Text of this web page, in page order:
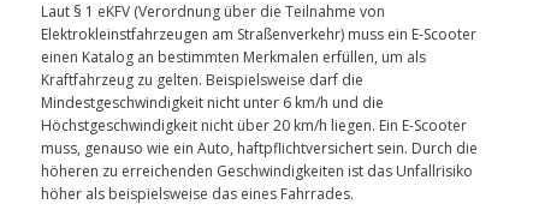
Laut § 1 eKFV (Verordnung über die Teilnahme von
Elektrokleinstfahrzeugen am Straßenverkehr) muss ein E-Scooter
einen Katalog an bestimmten Merkmalen erfüllen, um als
Kraftfahrzeug zu gelten. Beispielsweise darf die
Mindestgeschwindigkeit nicht unter 6 km/h und die
Höchstgeschwindigkeit nicht über 20 km/h liegen. Ein E-Scooter
muss, genauso wie ein Auto, haftpflichtversichert sein. Durch die
höheren zu erreichenden Geschwindigkeiten ist das Unfallrisiko
höher als beispielsweise das eines Fahrrades.